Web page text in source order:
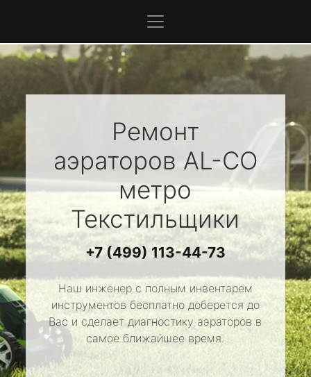
Ремонт
аэраторов AL-CO
метро
Текстильщики
+7 (499) 113-44-73
Наш инженер с полным инвентарем
инструментов бесплатно доберется до
Вас и сделает диагностику аэраторов в
самое ближайшее время.